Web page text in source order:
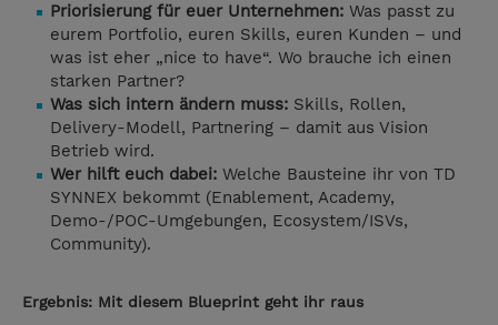
Priorisierung für euer Unternehmen: Was passt zu
eurem Portfolio, euren Skills, euren Kunden – und
was ist eher „nice to have“. Wo brauche ich einen
starken Partner?
Was sich intern ändern muss: Skills, Rollen,
Delivery-Modell, Partnering – damit aus Vision
Betrieb wird.
Wer hilft euch dabei: Welche Bausteine ihr von TD
SYNNEX bekommt (Enablement, Academy,
Demo-/POC-Umgebungen, Ecosystem/ISVs,
Community).
Ergebnis: Mit diesem Blueprint geht ihr raus